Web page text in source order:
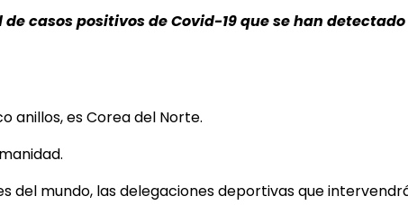
casos positivos de Covid-19 que se han
anillos, es Corea del Norte.
del mundo, las delegaciones deportivas que